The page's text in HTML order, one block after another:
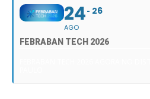
24
AGO
26
FEBRABAN TECH 2026